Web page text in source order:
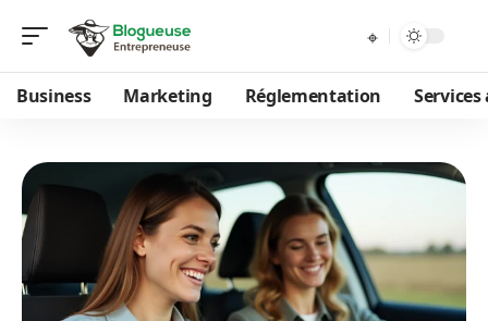
Business Marketing Réglementation